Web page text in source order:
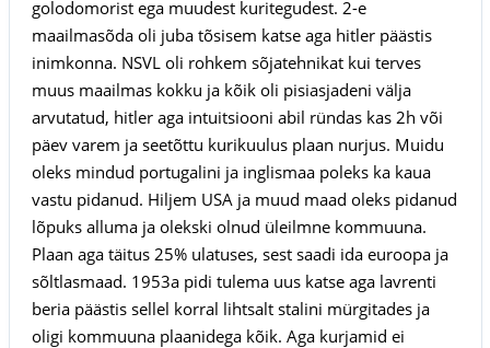
golodomorist ega muudest kuritegudest. 2-e
maailmasõda oli juba tõsisem katse aga hitler päästis
inimkonna. NSVL oli rohkem sõjatehnikat kui terves
muus maailmas kokku ja kõik oli pisiasjadeni välja
arvutatud, hitler aga intuitsiooni abil ründas kas 2h või
päev varem ja seetõttu kurikuulus plaan nurjus. Muidu
oleks mindud portugalini ja inglismaa poleks ka kaua
vastu pidanud. Hiljem USA ja muud maad oleks pidanud
lõpuks alluma ja olekski olnud üleilmne kommuuna.
Plaan aga täitus 25% ulatuses, sest saadi ida euroopa ja
sõltlasmaad. 1953a pidi tulema uus katse aga lavrenti
beria päästis sellel korral lihtsalt stalini mürgitades ja
oligi kommuuna plaanidega kõik. Aga kurjamid ei